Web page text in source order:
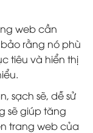
web cần
rằng nó phù
tiêu và hiển thị
sạch sẽ, dễ sử
sẽ giúp tăng
trang web của